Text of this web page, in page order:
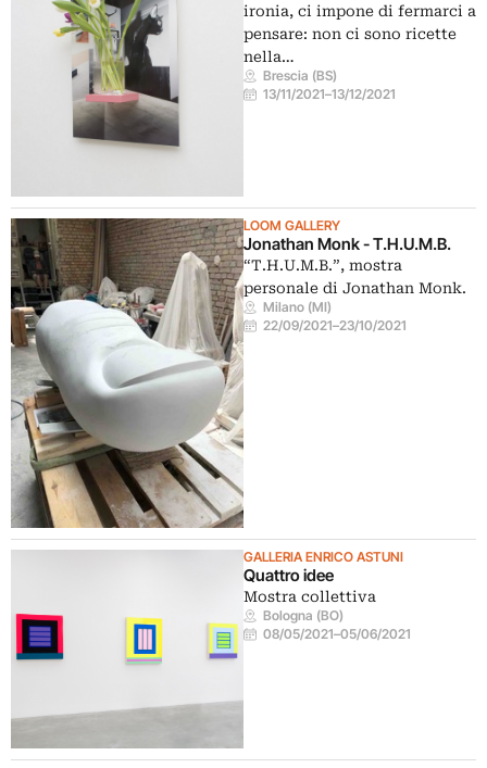
ironia, ci impone di fermarci a
pensare: non ci sono ricette
nella…
Brescia (BS)
13/11/2021–13/12/2021
LOOM GALLERY
Jonathan Monk - T.H.U.M.B.
“T.H.U.M.B.”, mostra
personale di Jonathan Monk.
Milano (MI)
22/09/2021–23/10/2021
GALLERIA ENRICO ASTUNI
Quattro idee
Mostra collettiva
Bologna (BO)
08/05/2021–05/06/2021